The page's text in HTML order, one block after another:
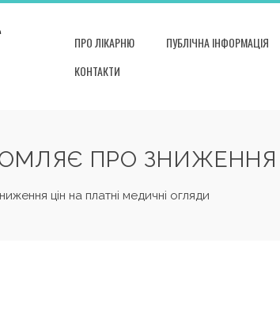
ПРО ЛІКАРНЮ ПУБЛІЧНА ІНФОРМАЦІЯ
КОНТАКТИ
ПРО ЗНИЖЕННЯ
цін на платні медичні огляди